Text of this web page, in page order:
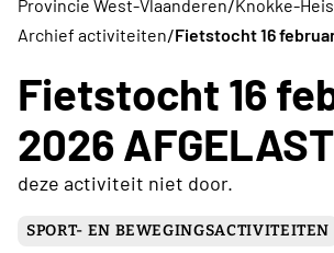
Provincie West-Vlaanderen/Knokke-
Archief activiteiten/Fietstocht 16
Fietstocht 16
2026 AFGELAST
deze activiteit niet door.
SPORT- EN BEWEGINGSACTIVITEITEN